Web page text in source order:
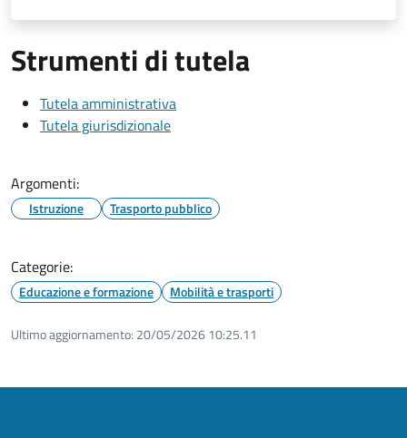
Strumenti di tutela
Tutela amministrativa
Tutela giurisdizionale
Argomenti:
Istruzione Trasporto pubblico
Categorie:
Educazione e formazione Mobilità e trasporti
Ultimo aggiornamento: 20/05/2026 10:25.11